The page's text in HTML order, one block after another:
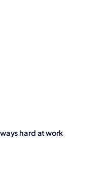
hard at work